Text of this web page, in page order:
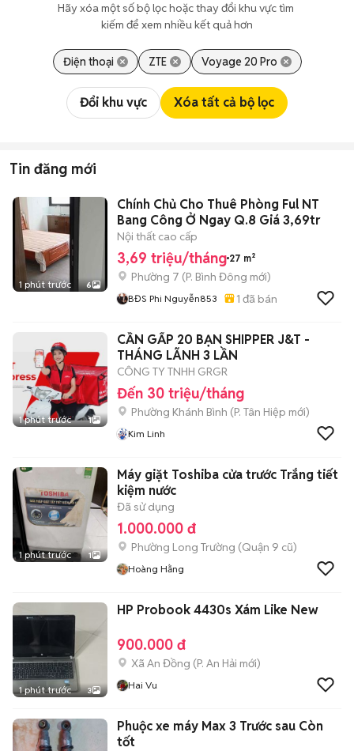
Hãy xóa một số bộ lọc hoặc thay đổi khu vực tìm
kiếm để xem nhiều kết quả hơn
Điện thoại ZTE Voyage 20 Pro
Đổi khu vực Xóa tất cả bộ lọc
Tin đăng mới
1 phút trước 6
Chính Chủ Cho Thuê Phòng Ful NT
Bang Công Ở Ngay Q.8 Giá 3,69tr
Nội thất cao cấp
3,69 triệu/tháng 27 m²
Phường 7 (P. Bình Đông mới)
BĐS Phi Nguyễn853 1 đã bán
1 phút trước 1
CẦN GẤP 20 BẠN SHIPPER J&T -
THÁNG LÃNH 3 LẦN
CÔNG TY TNHH GRGR
Đến 30 triệu/tháng
Phường Khánh Bình (P. Tân Hiệp mới)
Kim Linh
1 phút trước 1
Máy giặt Toshiba cửa trước Trắng tiết
kiệm nước
Đã sử dụng
1.000.000 đ
Phường Long Trường (Quận 9 cũ)
Hoàng Hằng
1 phút trước 3
HP Probook 4430s Xám Like New
900.000 đ
Xã An Đồng (P. An Hải mới)
Hai Vu
Phuộc xe máy Max 3 Trước sau Còn
tốt